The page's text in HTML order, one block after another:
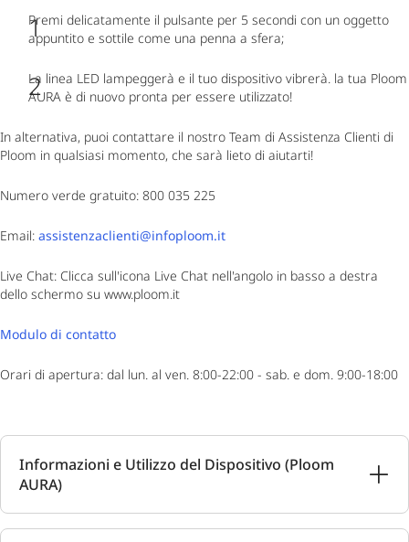
Premi delicatamente il pulsante per 5 secondi con un oggetto
appuntito e sottile come una penna a sfera;
La linea LED lampeggerà e il tuo dispositivo vibrerà. la tua Ploom
AURA è di nuovo pronta per essere utilizzato!
In alternativa, puoi contattare il nostro Team di Assistenza Clienti di
Ploom in qualsiasi momento, che sarà lieto di aiutarti!
Numero verde gratuito: 800 035 225
Email: assistenzaclienti@infoploom.it
Live Chat: Clicca sull'icona Live Chat nell'angolo in basso a destra
dello schermo su www.ploom.it
Modulo di contatto
Orari di apertura: dal lun. al ven. 8:00-22:00 - sab. e dom. 9:00-18:00
Informazioni e Utilizzo del Dispositivo (Ploom
AURA)